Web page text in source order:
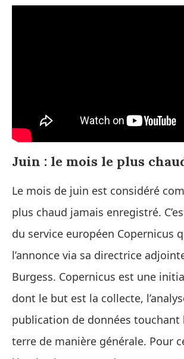
Juin : le mois le plus
Le mois de juin est considéré
plus chaud jamais enregistré.
du service européen Copernicus
l’annonce via sa directrice
Burgess. Copernicus est une
dont le but est la collecte,
publication de données touchant
terre de manière générale. Pour